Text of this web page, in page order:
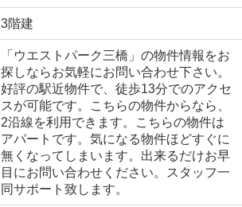
3階建
「ウエストパーク三橋」の物件情報をお
探しならお気軽にお問い合わせ下さい。
好評の駅近物件で、徒歩13分でのアクセ
スが可能です。こちらの物件からなら、
2沿線を利用できます。こちらの物件は
アパートです。気になる物件ほどすぐに
無くなってしまいます。出来るだけお早
目にお問い合わせください。スタッフ一
同サポート致します。